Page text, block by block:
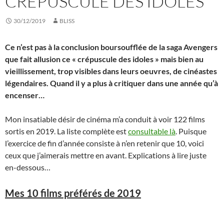
30/12/2019 BLISS
Ce n’est pas à la conclusion boursoufflée de la saga Avengers
que fait allusion ce « crépuscule des idoles » mais bien au
vieillissement, trop visibles dans leurs oeuvres, de cinéastes
légendaires. Quand il y a plus à critiquer dans une année qu’à
encenser…
Mon insatiable désir de cinéma m’a conduit à voir 122 films
sortis en 2019. La liste complète estconsultable là. Puisque
l’exercice de fin d’année consiste à n’en retenir que 10, voici
ceux que j’aimerais mettre en avant. Explications à lire juste
en-dessous…
Mes 10 films préférés de 2019